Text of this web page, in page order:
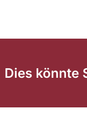
Dies könnte